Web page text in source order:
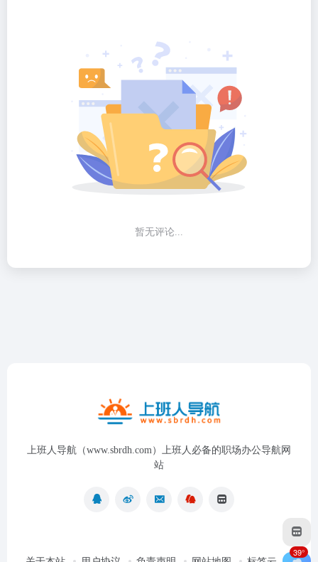
暂无评论...
上班人导航（www.sbrdh.com）上班人必备的职场办公导航网
站
39°